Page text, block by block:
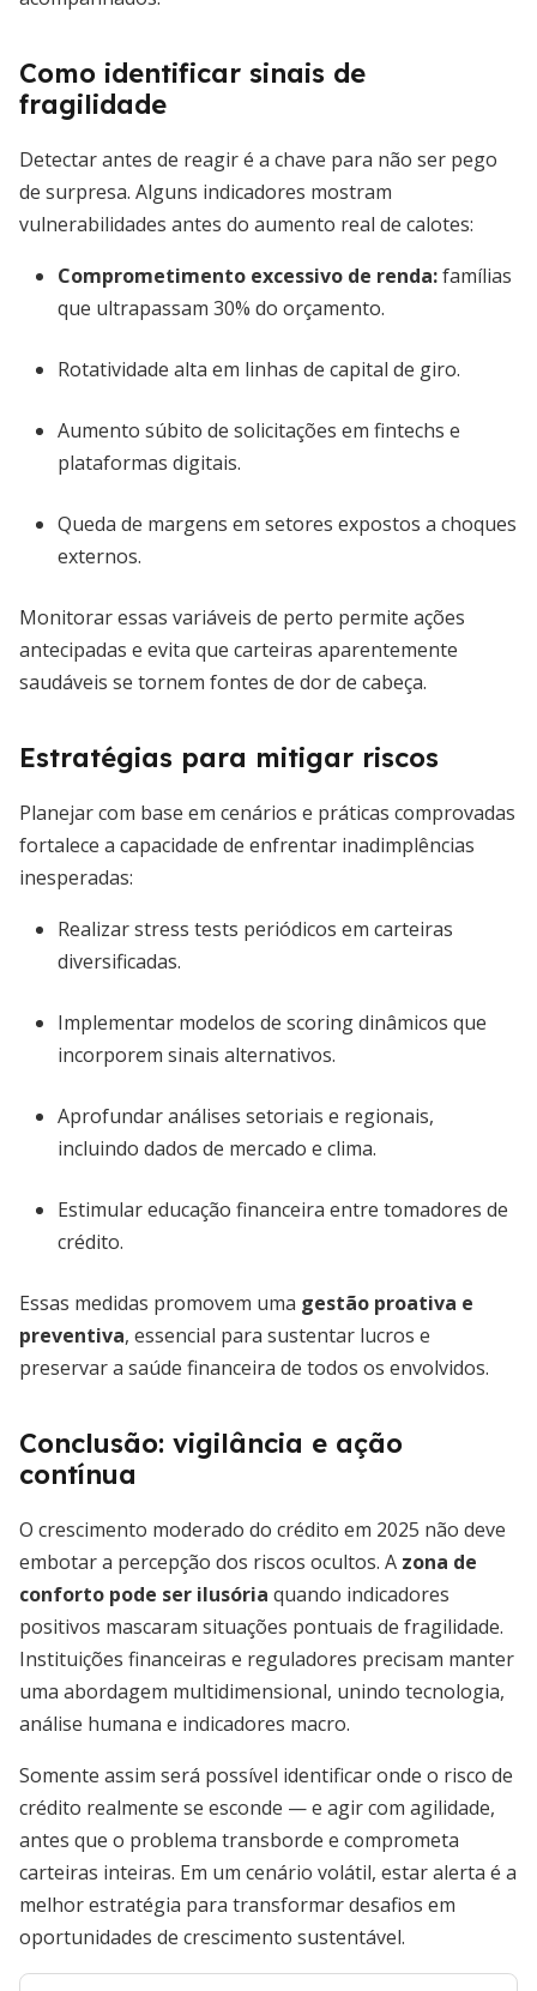
Como identificar sinais de
fragilidade
Detectar antes de reagir é a chave para não ser pego
de surpresa. Alguns indicadores mostram
vulnerabilidades antes do aumento real de calotes:
Comprometimento excessivo de renda:famílias
que ultrapassam 30% do orçamento.
Rotatividade alta em linhas de capital de giro.
Aumento súbito de solicitações em fintechs e
plataformas digitais.
Queda de margens em setores expostos a choques
externos.
Monitorar essas variáveis de perto permite ações
antecipadas e evita que carteiras aparentemente
saudáveis se tornem fontes de dor de cabeça.
Estratégias para mitigar riscos
Planejar com base em cenários e práticas comprovadas
fortalece a capacidade de enfrentar inadimplências
inesperadas:
Realizar stress tests periódicos em carteiras
diversificadas.
Implementar modelos de scoring dinâmicos que
incorporem sinais alternativos.
Aprofundar análises setoriais e regionais,
incluindo dados de mercado e clima.
Estimular educação financeira entre tomadores de
crédito.
Essas medidas promovem uma gestão proativa e
preventiva, essencial para sustentar lucros e
preservar a saúde financeira de todos os envolvidos.
Conclusão: vigilância e ação
contínua
O crescimento moderado do crédito em 2025 não deve
embotar a percepção dos riscos ocultos. A zona de
conforto pode ser ilusória quando indicadores
positivos mascaram situações pontuais de fragilidade.
Instituições financeiras e reguladores precisam manter
uma abordagem multidimensional, unindo tecnologia,
análise humana e indicadores macro.
Somente assim será possível identificar onde o risco de
crédito realmente se esconde — e agir com agilidade,
antes que o problema transborde e comprometa
carteiras inteiras. Em um cenário volátil, estar alerta é a
melhor estratégia para transformar desafios em
oportunidades de crescimento sustentável.